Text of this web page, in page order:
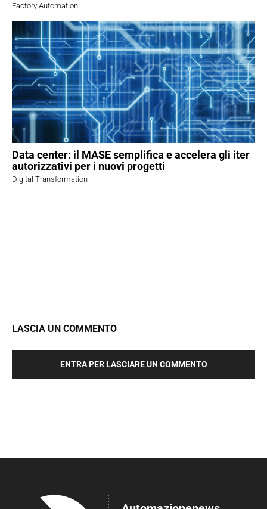
Factory Automation
Data center: il MASE semplifica e accelera gli iter
autorizzativi per i nuovi progetti
Digital Transformation
LASCIA UN COMMENTO
ENTRA PER LASCIARE UN COMMENTO